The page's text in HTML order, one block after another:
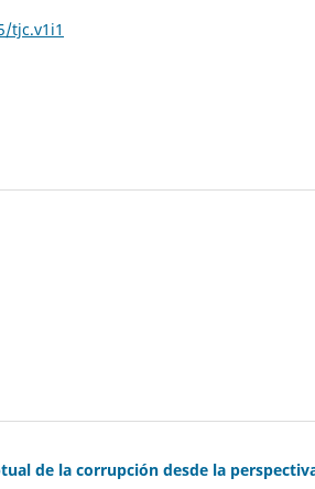
tjc.v1i1
de la corrupción desde la